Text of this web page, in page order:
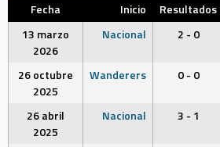
Fecha Inicio Resultados
13 marzo
2026
Nacional 2 - 0
26 octubre
2025
Wanderers 0 - 0
26 abril
2025
Nacional 3 - 1